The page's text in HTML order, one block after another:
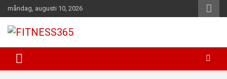
Hoppa
till
innehåll
måndag, augusti 10, 2026
FITNESS365